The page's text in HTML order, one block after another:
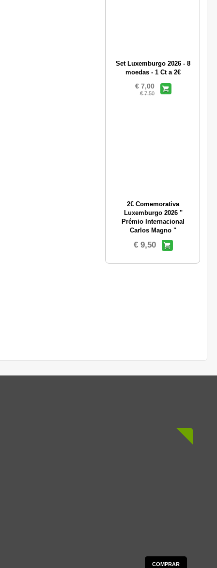
Set Luxemburgo 2026 - 8
moedas - 1 Ct a 2€
€ 7,00
€ 7,50
2€ Comemorativa
Luxemburgo 2026 "
Prémio Internacional
Carlos Magno "
€ 9,50
COMPRAR